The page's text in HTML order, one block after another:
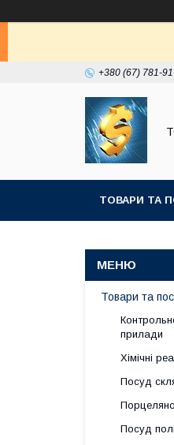
+380 (67) 781-
ТОВАРИ ТА
Товари та
прилади
Хімічні
Посуд
Посуд